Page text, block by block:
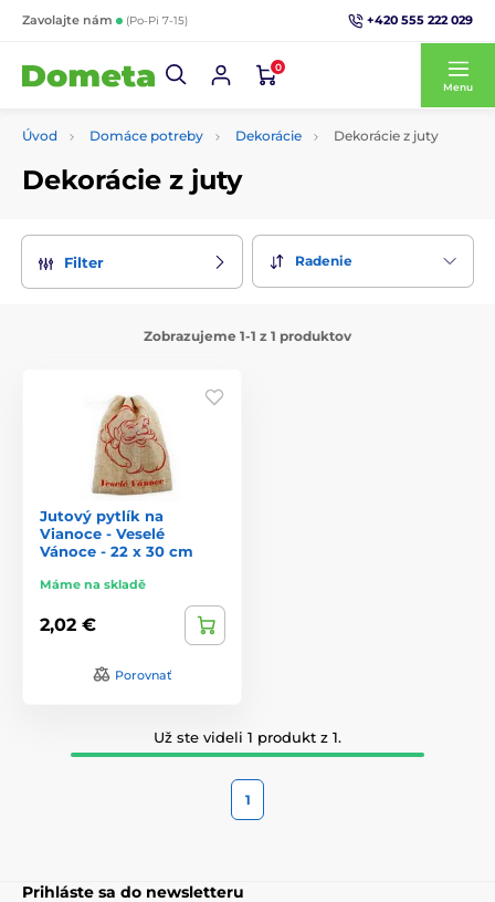
Zavolajte nám (Po-Pi 7-15) +420 555 222 029
0
Menu
Úvod Domáce potreby Dekorácie Dekorácie z juty
Dekorácie z juty
Filter Radenie
Zobrazujeme 1-1 z 1 produktov
Jutový pytlík na
Vianoce - Veselé
Vánoce - 22 x 30 cm
Máme na skladě
2,02 €
Porovnať
Už ste videli 1 produkt z 1.
1
Prihláste sa do newsletteru